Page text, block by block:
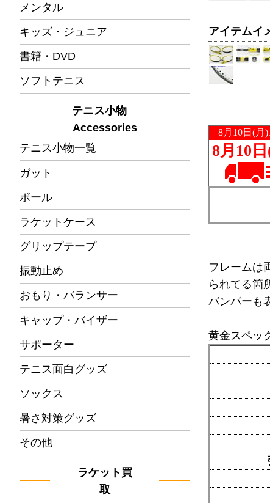
メンタル
キッズ・ジュニア
書籍・DVD
ソフトテニス
テニス小物
Accessories
テニス小物一覧
ガット
ボール
ラケットケース
グリップテープ
振動止め
おもり・バランサー
キャップ・バイザー
サポーター
テニス面白グッズ
ソックス
暑さ対策グッズ
その他
ラケット買
取
アイテムイ
フレームは
られてる箇
バンパーも
黄金スペッ